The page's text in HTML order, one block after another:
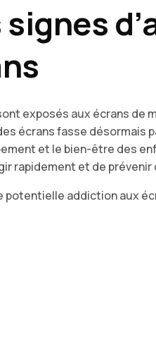
exposés aux écrans de
écrans fasse
et le bien-être des
rapidement et de
addiction aux